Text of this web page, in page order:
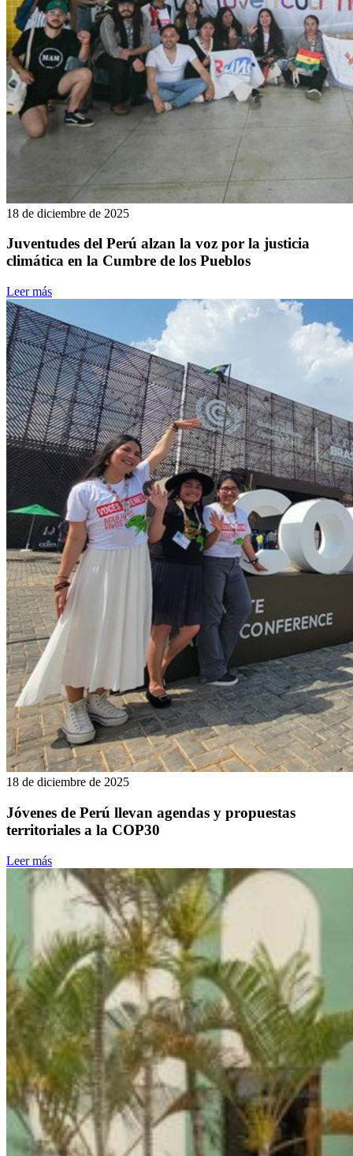
18 de diciembre de 2025
Juventudes del Perú alzan la voz por la justicia
climática en la Cumbre de los Pueblos
Leer más
18 de diciembre de 2025
Jóvenes de Perú llevan agendas y propuestas
territoriales a la COP30
Leer más